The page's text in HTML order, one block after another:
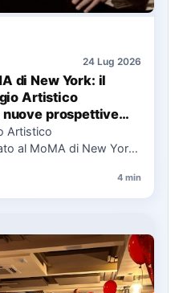
24 Lug 2026
di New York: il
Artistico
prospettive
Artistico
al MoMA di New York
4 min